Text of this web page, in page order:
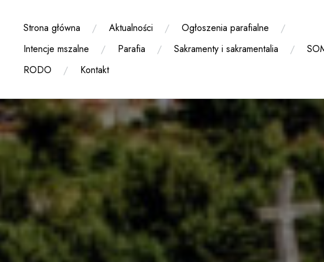
Strona główna Aktualności
Ogłoszenia parafialne
Intencje mszalne
Parafia Sakramenty i sakramentalia
RODO
Kontakt